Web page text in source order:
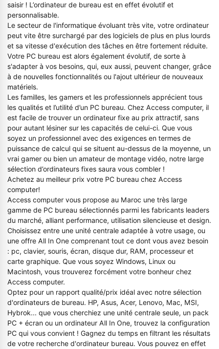
saisir ! L’ordinateur de bureau est en effet évolutif et
personnalisable.
Le secteur de l'informatique évoluant très vite, votre ordinateur
peut vite être surchargé par des logiciels de plus en plus lourds
et sa vitesse d'exécution des tâches en être fortement réduite.
Votre PC bureau est alors également évolutif, de sorte à
s'adapter à vos besoins, qui, eux aussi, peuvent changer, grâce
à de nouvelles fonctionnalités ou l'ajout ultérieur de nouveaux
matériels.
Les familles, les gamers et les professionnels apprécient tous
les qualités et l’utilité d’un PC bureau. Chez Access computer, il
est facile de trouver un ordinateur fixe au prix attractif, sans
pour autant lésiner sur les capacités de celui-ci. Que vous
soyez un professionnel avec des exigences en termes de
puissance de calcul qui se situent au-dessus de la moyenne, un
vrai gamer ou bien un amateur de montage vidéo, notre large
sélection d’ordinateurs fixes saura vous combler !
Achetez au meilleur prix votre PC bureau chez Access
computer!
Access computer vous propose au Maroc une très large
gamme de PC bureau sélectionnés parmi les fabricants leaders
du marché, alliant performance, utilisation silencieuse et design.
Choisissez entre une unité centrale adaptée à votre usage, ou
une offre All In One comprenant tout ce dont vous avez besoin
: pc, clavier, souris, écran, disque dur, RAM, processeur et
carte graphique. Que vous soyez Windows, Linux ou
Macintosh, vous trouverez forcément votre bonheur chez
Access computer.
Optez pour un rapport qualité/prix idéal avec notre sélection
d'ordinateurs de bureau. HP, Asus, Acer, Lenovo, Mac, MSI,
Hybrok... que vous cherchiez une unité centrale seule, un pack
PC + écran ou un ordinateur All In One, trouvez la configuration
PC qui vous convient ! Gagnez du temps en filtrant les résultats
de votre recherche d'ordinateur bureau. Vous pouvez en effet